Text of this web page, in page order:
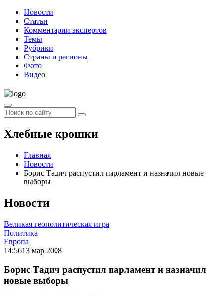
Новости
Статьи
Комментарии экспертов
Темы
Рубрики
Страны и регионы
Фото
Видео
Хлебные крошки
Главная
Новости
Борис Тадич распустил парламент и назначил новые
выборы
Новости
Великая геополитическая игра
Политика
Европа
14:5613 мар 2008
Борис Тадич распустил парламент и назначил
новые выборы